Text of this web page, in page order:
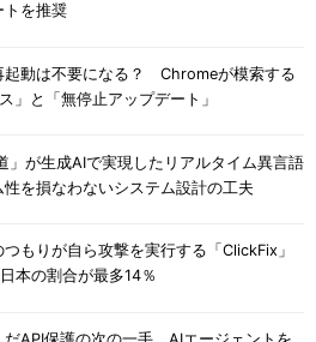
トを推奨
起動は不要になる？ Chromeが模索する
」と「無停止アップデート」
」が生成AIで実現したリアルタイム異言語
を損なわないシステム設計の工夫
もりが自ら攻撃を実行する「ClickFix」
本の割合が最多14％